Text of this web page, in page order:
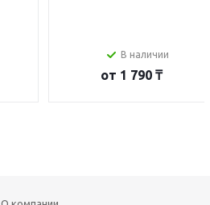
В наличии
от 1 790 ₸